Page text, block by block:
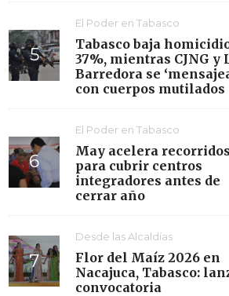
El Poder en Tabasco
Tabasco baja
37%, mientras CJNG y
Barredora se
con cuerpos mutilados
El Poder en Tabasco
May acelera recorridos
para cubrir centros
integradores antes de
cerrar año
Desde las Alcaldías
Flor del Maíz 2026 en
Nacajuca, Tabasco:
convocatoria